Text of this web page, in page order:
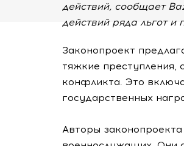
действий, сообщает
действий ряда льгот и
Законопроект
тяжкие
конфликта. Это
государственных
Авторы